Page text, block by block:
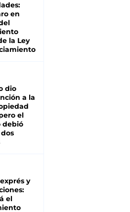
en
la Ley
dio
a la
el
debió
y
el